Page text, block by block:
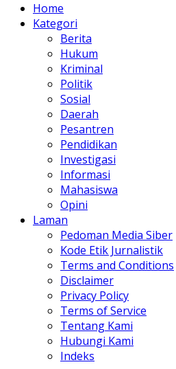
Home
Kategori
Berita
Hukum
Kriminal
Politik
Sosial
Daerah
Pesantren
Pendidikan
Investigasi
Informasi
Mahasiswa
Opini
Laman
Pedoman Media Siber
Kode Etik Jurnalistik
Terms and Conditions
Disclaimer
Privacy Policy
Terms of Service
Tentang Kami
Hubungi Kami
Indeks